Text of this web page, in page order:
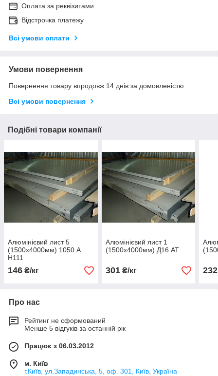
Оплата за реквізитами
Відстрочка платежу
Всі умови оплати
Умови повернення
Повернення товару впродовж 14 днів за домовленістю
Всі умови повернення
Подібні товари компанії
Алюмінієвий лист 5
(1500х4000мм) 1050 А
Н111
146 ₴/кг
Алюмінієвий лист 1
(1500х4000мм) Д16 АТ
301₴/кг 232
Про нас
Рейтинг не сформований
Менше 5 відгуків за останній рік
Працює з 06.03.2012
м. Київ
г.Київ, ул.Западинська, 5, оф. 301, Київ, Україна